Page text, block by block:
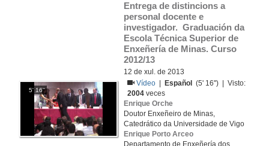
5' 16''
Entrega de distincions a
personal docente e
investigador.  Graduación da
Escola Técnica Superior de
Enxeñería de Minas. Curso
2012/13
12 de xul. de 2013
Vídeo
Español
(5' 16'') | Visto:
2004 veces
Enrique Orche
Doutor Enxeñeiro de Minas,
Catedrático da Universidade de Vigo
Enrique Porto Arceo
Departamento de Enxeñería dos